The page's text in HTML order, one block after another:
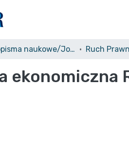
Czasopisma naukowe/Journals
ekonomiczna